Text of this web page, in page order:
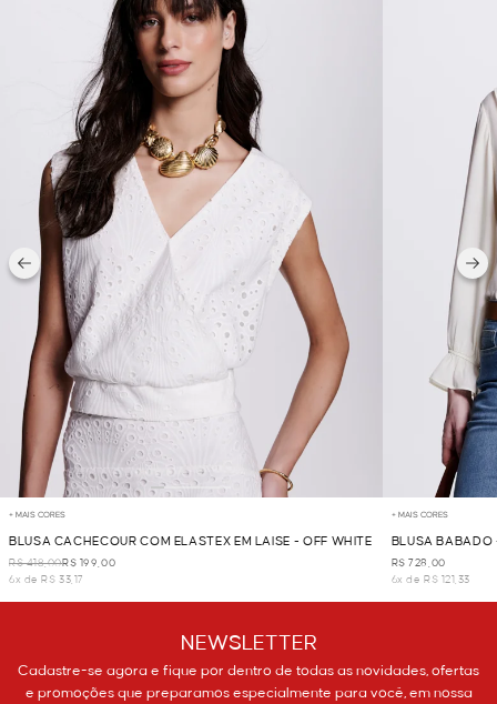
+ MAIS CORES
BLUSA CACHECOUR COM ELASTEX EM LAISE - OFF WHITE
R$ 418,00R$ 199,00
6x de R$ 33,17
+ MAIS CORES
BLUSA BABADO
R$ 728,00
6x de R$ 121,33
NEWSLETTER
Cadastre-se agora e fique por dentro de todas as novidades, ofertas
e promoções que preparamos especialmente para você, em nossa